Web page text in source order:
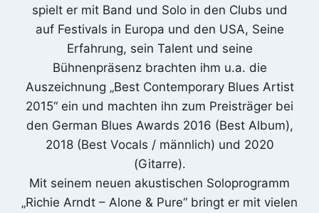
spielt er mit Band und Solo in den Clubs und
auf Festivals in Europa und den USA, Seine
Erfahrung, sein Talent und seine
Bühnenpräsenz brachten ihm u.a. die
Auszeichnung „Best Contemporary Blues Artist
2015“ ein und machten ihn zum Preisträger bei
den German Blues Awards 2016 (Best Album),
2018 (Best Vocals / männlich) und 2020
(Gitarre).
Mit seinem neuen akustischen Soloprogramm
„Richie Arndt – Alone & Pure“ bringt er mit vielen